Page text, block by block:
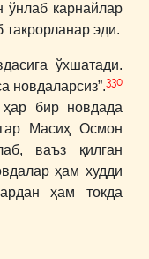
ўнлаб карнайлар
такрорланар эди.
ўхшатади.
новдаларсиз”.330
бир новдада
Масиҳ Осмон
ваъз қилган
ҳам худди
ҳам токда